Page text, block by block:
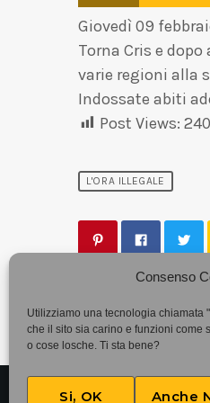
Consenso
Utilizziamo una tecnologia chiamata
che il sito sia carino e funzioni come
o cose losche. Ti sta bene?
Si, OK Anche
Giovedì 09
Torna Cris e
varie regioni alla
Indossate abiti
Post Views: 240
L'ORA ILLEGALE